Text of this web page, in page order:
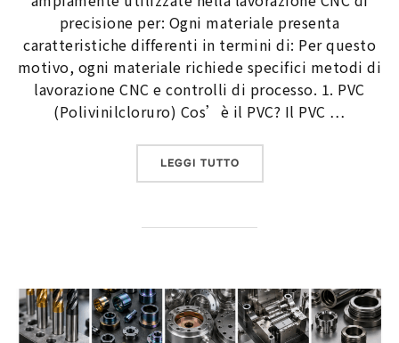
precisione per: Ogni materiale presenta
caratteristiche differenti in termini di: Per questo
motivo, ogni materiale richiede specifici metodi di
lavorazione CNC e controlli di processo. 1. PVC
(Polivinilcloruro) Cos’è il PVC? Il PVC …
LEGGI TUTTO“PVC, POLIESTERE